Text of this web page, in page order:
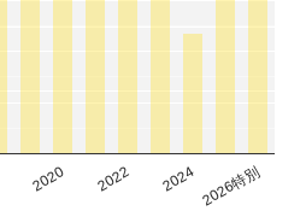
2020 2022 2024 2026特別